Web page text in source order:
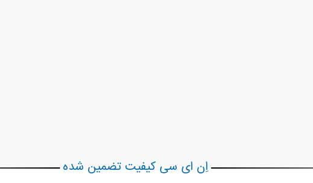
اِن ای سی کیفیت تضمین شده